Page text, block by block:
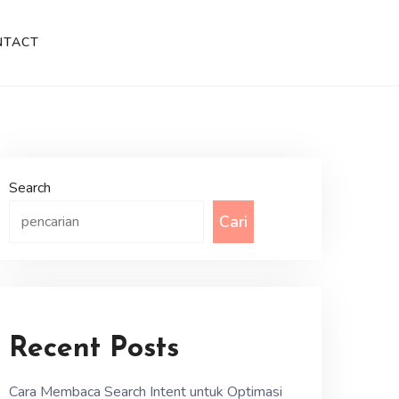
Search
Cari
Recent Posts
Cara Membaca Search Intent untuk Optimasi